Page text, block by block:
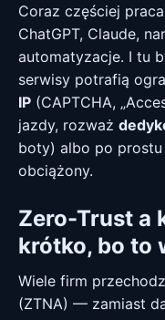
Coraz częściej
ChatGPT, Claude,
automatyzacje. I tu
serwisy potrafią
IP (CAPTCHA,
jazdy, rozważ
boty) albo po prostu
obciążony.
Zero-Trust a
krótko, bo to
Wiele firm
(ZTNA) — zamiast